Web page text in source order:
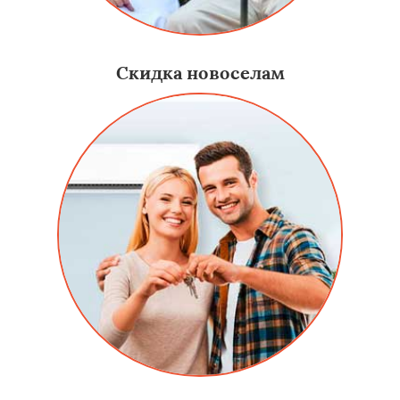
Скидка новоселам